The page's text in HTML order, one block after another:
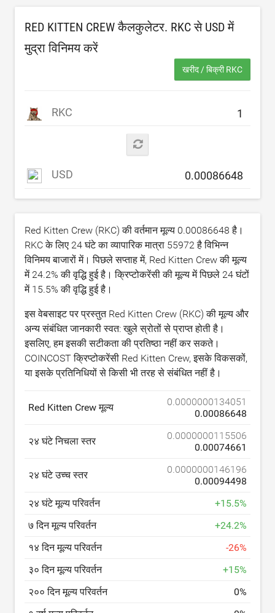
RED KITTEN CREW कैलकुलेटर. RKC से USDमें
मुद्रा विनिमय करें
खरीद / बिक्री RKC
RKC
USD
Red Kitten Crew (RKC) की वर्तमान मूल्य 0.00086648 है।
RKC के लिए 24 घंटे का व्यापारिक मात्रा 55972 है विभिन्न
विनिमय बाजारों में। पिछले सप्ताह में, Red Kitten Crew की मूल्य
में 24.2% की वृद्धि हुई है। क्रिप्टोकरेंसी की मूल्य में पिछले 24 घंटों
में 15.5% की वृद्धि हुई है।
इस वेबसाइट पर प्रस्तुत Red Kitten Crew (RKC) की मूल्य और
अन्य संबंधित जानकारी स्वत: खुले स्रोतों से प्राप्त होती है।
इसलिए, हम इसकी सटीकता की प्रतिष्ठा नहीं कर सकते।
COINCOST क्रिप्टोकरेंसी Red Kitten Crew, इसके विकसकों,
या इसके प्रतिनिधियों से किसी भी तरह से संबंधित नहीं है।
Red Kitten Crew मूल्य
0.0000000134051
0.00086648
२४ घंटे निचला स्तर
0.0000000115506
0.00074661
२४ घंटे उच्च स्तर
0.0000000146196
0.00094498
२४ घंटे मूल्य परिवर्तन
+15.5%
७ दिन मूल्य परिवर्तन
+24.2%
१४ दिन मूल्य परिवर्तन
-26%
३० दिन मूल्य परिवर्तन
+15%
२०० दिन मूल्य परिवर्तन
0%